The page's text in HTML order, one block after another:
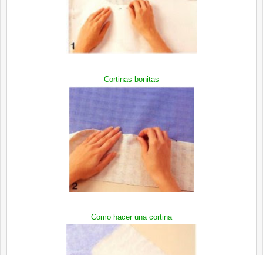
Cortinas bonitas
Como hacer una cortina